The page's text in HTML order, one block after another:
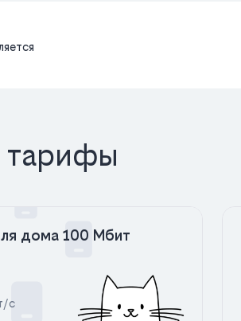
тарифы
дома 100 Мбит
с